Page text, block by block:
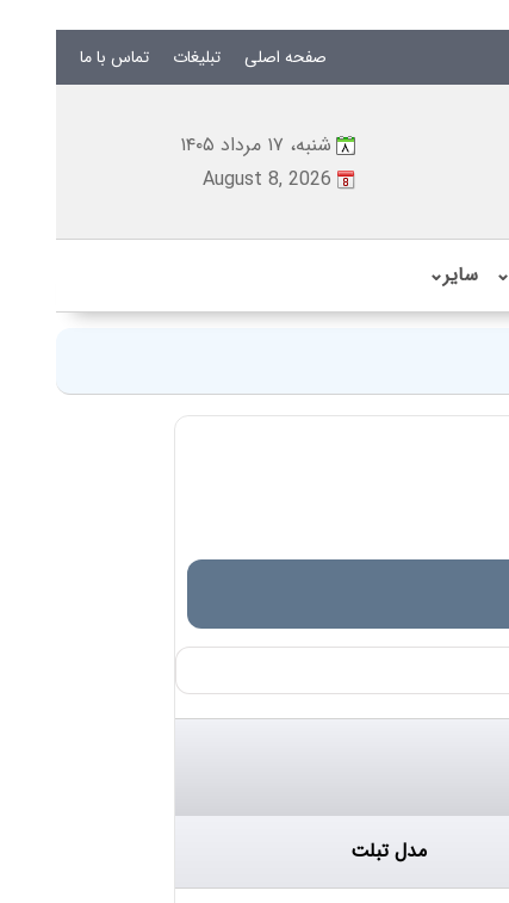
صفحه اصلی تبلیغات تماس با ما
شنبه، ۱۷ مرداد ۱۴۰۵
August 8, 2026
⌄ سایر⌄
مدل تبلت